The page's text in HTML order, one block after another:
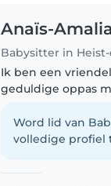
Anaïs-Amalia
Ik ben een
geduldige oppas
schoolkinderen. Ik
tekenen,
Word lid van
volledige profiel